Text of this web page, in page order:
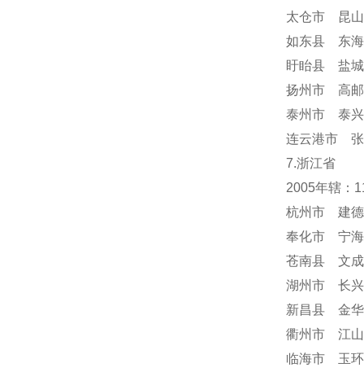
太仓市 昆
如东县 东
盱眙县 盐
扬州市 高
泰州市 泰
连云港市 张
7.浙江省
2005年辖：
杭州市 建
奉化市 宁
苍南县 文
湖州市 长
新昌县 金
衢州市 江
临海市 玉